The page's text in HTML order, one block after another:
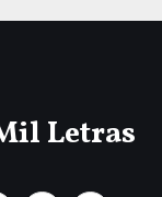
Letras